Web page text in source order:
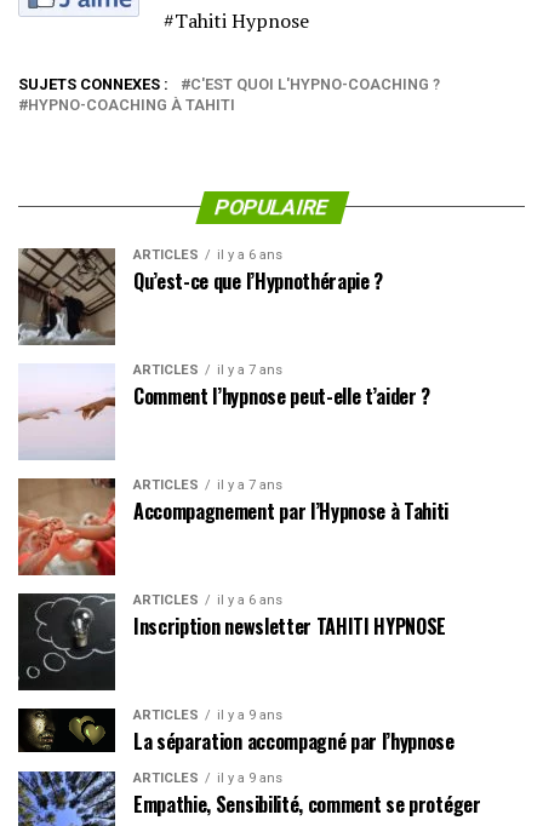
#Tahiti Hypnose
SUJETS CONNEXES :
C'EST QUOI L'HYPNO-COACHING ?
HYPNO-COACHING À TAHITI
POPULAIRE
ARTICLES il y a 6 ans
Qu’est-ce que l’Hypnothérapie ?
ARTICLES il y a 7 ans
Comment l’hypnose peut-elle t’aider ?
ARTICLES il y a 7 ans
Accompagnement par l’Hypnose à Tahiti
ARTICLES il y a 6 ans
Inscription newsletter TAHITI HYPNOSE
ARTICLES il y a 9 ans
La séparation accompagné par l’hypnose
ARTICLES il y a 9 ans
Empathie, Sensibilité, comment se protéger